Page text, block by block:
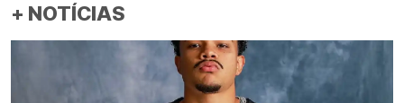
+ NOTÍCIAS